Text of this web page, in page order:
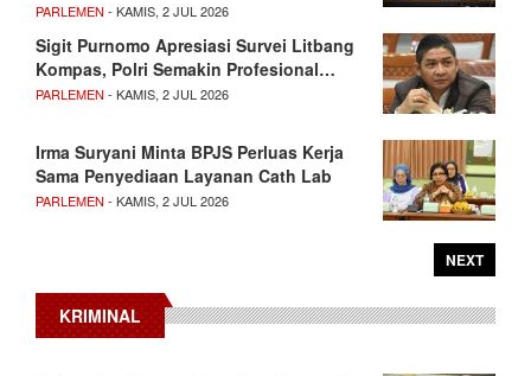
PARLEMEN - KAMIS, 2 JUL 2026
Sigit Purnomo Apresiasi Survei Litbang
Kompas, Polri Semakin Profesional…
PARLEMEN - KAMIS, 2 JUL 2026
Irma Suryani Minta BPJS Perluas Kerja
Sama Penyediaan Layanan Cath Lab
PARLEMEN - KAMIS, 2 JUL 2026
NEXT
KRIMINAL